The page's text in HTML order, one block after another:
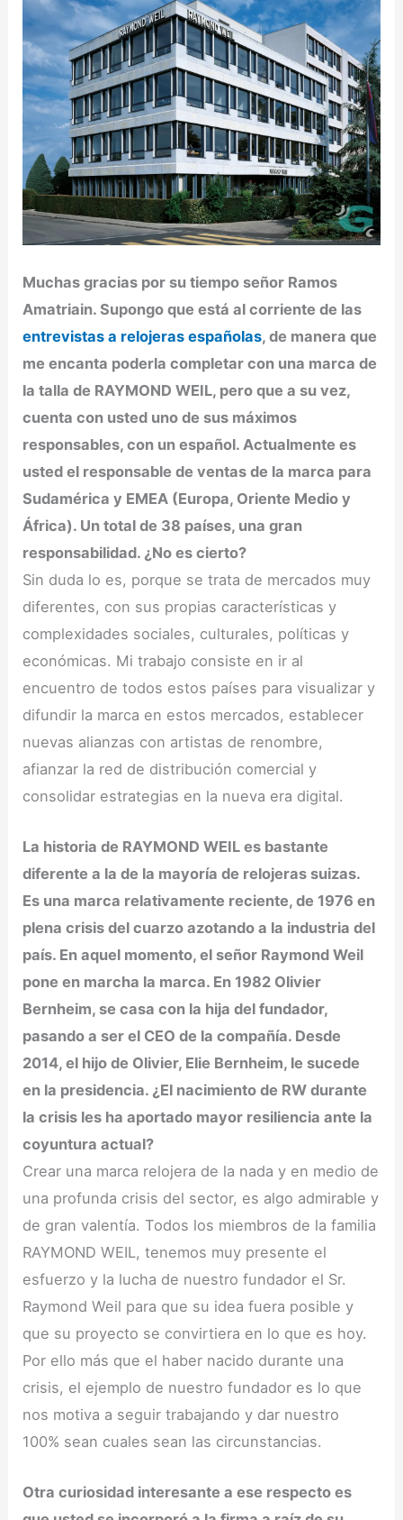
Muchas gracias por su tiempo señor Ramos
Amatriain. Supongo que está al corriente de las
entrevistas a relojeras españolas, de manera que
me encanta poderla completar con una marca de
la talla de RAYMOND WEIL, pero que a su vez,
cuenta con usted uno de sus máximos
responsables, con un español. Actualmente es
usted el responsable de ventas de la marca para
Sudamérica y EMEA (Europa, Oriente Medio y
África). Un total de 38 países, una gran
responsabilidad. ¿No es cierto?
Sin duda lo es, porque se trata de mercados muy
diferentes, con sus propias características y
complexidades sociales, culturales, políticas y
económicas. Mi trabajo consiste en ir al
encuentro de todos estos países para visualizar y
difundir la marca en estos mercados, establecer
nuevas alianzas con artistas de renombre,
afianzar la red de distribución comercial y
consolidar estrategias en la nueva era digital.
La historia de RAYMOND WEIL es bastante
diferente a la de la mayoría de relojeras suizas.
Es una marca relativamente reciente, de 1976 en
plena crisis del cuarzo azotando a la industria del
país. En aquel momento, el señor Raymond Weil
pone en marcha la marca. En 1982 Olivier
Bernheim, se casa con la hija del fundador,
pasando a ser el CEO de la compañía. Desde
2014, el hijo de Olivier, Elie Bernheim, le sucede
en la presidencia. ¿El nacimiento de RW durante
la crisis les ha aportado mayor resiliencia ante la
coyuntura actual?
Crear una marca relojera de la nada y en medio de
una profunda crisis del sector, es algo admirable y
de gran valentía. Todos los miembros de la familia
RAYMOND WEIL, tenemos muy presente el
esfuerzo y la lucha de nuestro fundador el Sr.
Raymond Weil para que su idea fuera posible y
que su proyecto se convirtiera en lo que es hoy.
Por ello más que el haber nacido durante una
crisis, el ejemplo de nuestro fundador es lo que
nos motiva a seguir trabajando y dar nuestro
100% sean cuales sean las circunstancias.
Otra curiosidad interesante a ese respecto es